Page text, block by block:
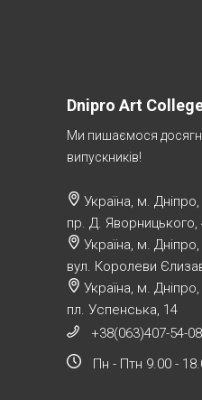
Dnipro Art
Ми пишаємося
випускників!
Україна, м. Дніпро,
пр. Д. Яворницького,
Україна, м. Дніпро,
вул. Королеви
Україна, м. Дніпро,
пл. Успенська, 14
+38(063)407-54-08
Пн - Птн 9.00 -